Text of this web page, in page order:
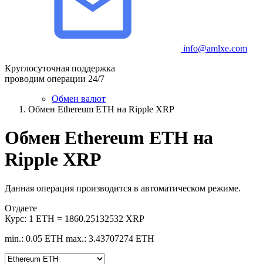
info@amlxe.com
Круглосуточная поддержка
проводим операции 24/7
Обмен валют
Обмен Ethereum ETH на Ripple XRP
Обмен Ethereum ETH на
Ripple XRP
Данная операция производится в автоматическом режиме.
Отдаете
Курс: 1 ETH = 1860.25132532 XRP
min.: 0.05 ETH max.: 3.43707274 ETH